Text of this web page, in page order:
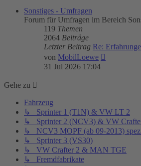
Sonstiges - Umfragen
Forum für Umfragen im Bereich
119 Themen
2064 Beiträge
Letzter Beitrag Re:
von MobilLoewe
31 Jul 2026 17:04
Gehe zu
Fahrzeug
↳ Sprinter 1 (T1N) & VW LT 2
↳ Sprinter 2 (NCV3) & VW
↳ NCV3 MOPF (ab 09-2013)
↳ Sprinter 3 (VS30)
↳ VW Crafter 2 & MAN TGE
↳ Fremdfabrikate